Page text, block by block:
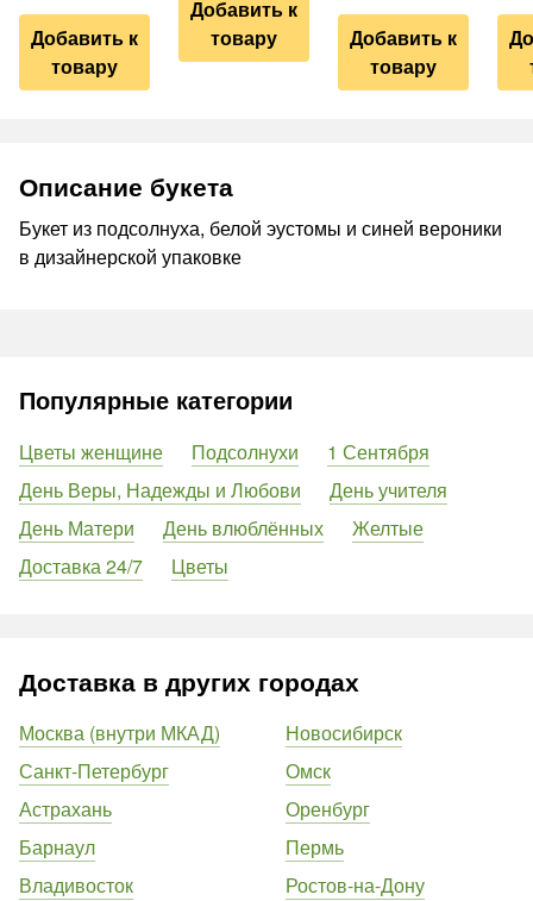
Добавить к
товару
Добавить к
товару
Добавить к
товару
Описание букета
Букет из подсолнуха, белой эустомы и синей вероники
в дизайнерской упаковке
Популярные категории
Цветы женщине Подсолнухи
1 Сентября
День Веры, Надежды и Любови
День учителя
День Матери
День влюблённых
Желтые
Доставка 24/7
Цветы
Доставка в других городах
Москва (внутри МКАД)
Санкт-Петербург
Астрахань
Барнаул
Владивосток
Новосибирск
Омск
Оренбург
Пермь
Ростов-на-Дону